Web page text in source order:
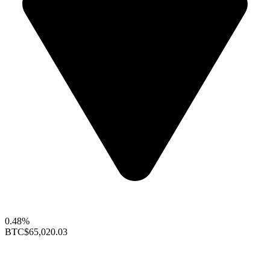
0.48%
BTC$65,020.03